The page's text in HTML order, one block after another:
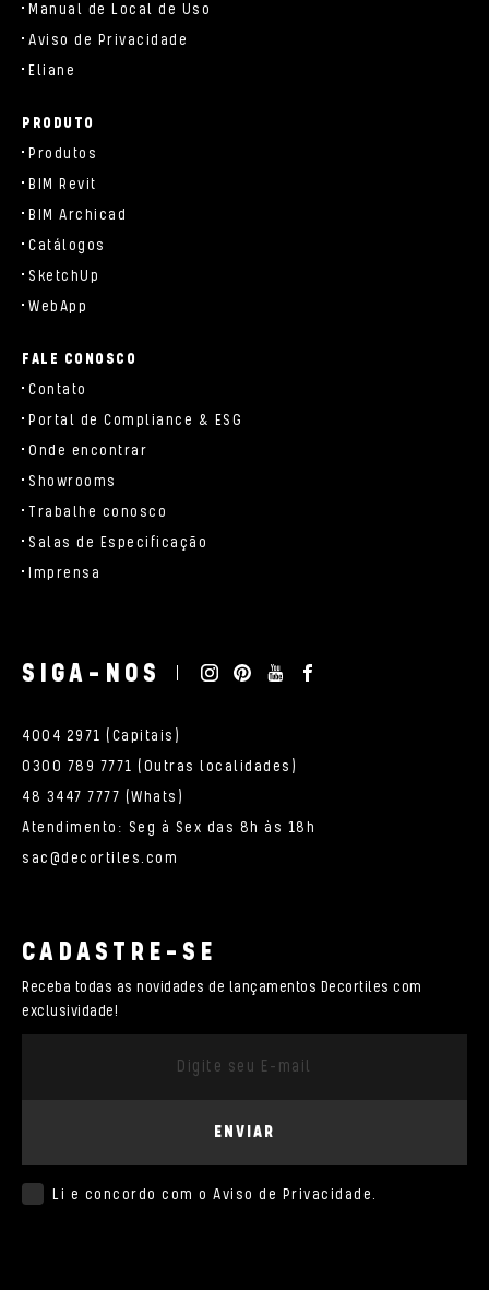
Manual de Local de Uso
Aviso de Privacidade
Eliane
PRODUTO
Produtos
BIM Revit
BIM Archicad
Catálogos
SketchUp
WebApp
FALE CONOSCO
Contato
Portal de Compliance & ESG
Onde encontrar
Showrooms
Trabalhe conosco
Salas de Especificação
Imprensa
SIGA-NOS
4004 2971 (Capitais)
0300 789 7771 (Outras localidades)
48 3447 7777 (Whats)
Atendimento: Seg à Sex das 8h às 18h
sac@decortiles.com
CADASTRE-SE
Receba todas as novidades de lançamentos Decortiles com
exclusividade!
ENVIAR
Li e concordo com o Aviso de Privacidade.